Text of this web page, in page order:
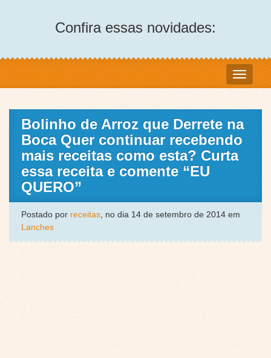
Confira essas novidades:
Bolinho de Arroz que Derrete na
Boca Quer continuar recebendo
mais receitas como esta? Curta
essa receita e comente “EU
QUERO”
Postado por receitas, no dia 14 de setembro de 2014 em
Lanches